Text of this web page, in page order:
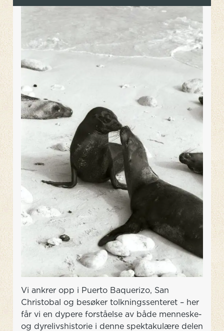
Vi ankrer opp i Puerto Baquerizo, San
Christobal og besøker tolkningssenteret – her
får vi en dypere forståelse av både menneske-
og dyrelivshistorie i denne spektakulære delen